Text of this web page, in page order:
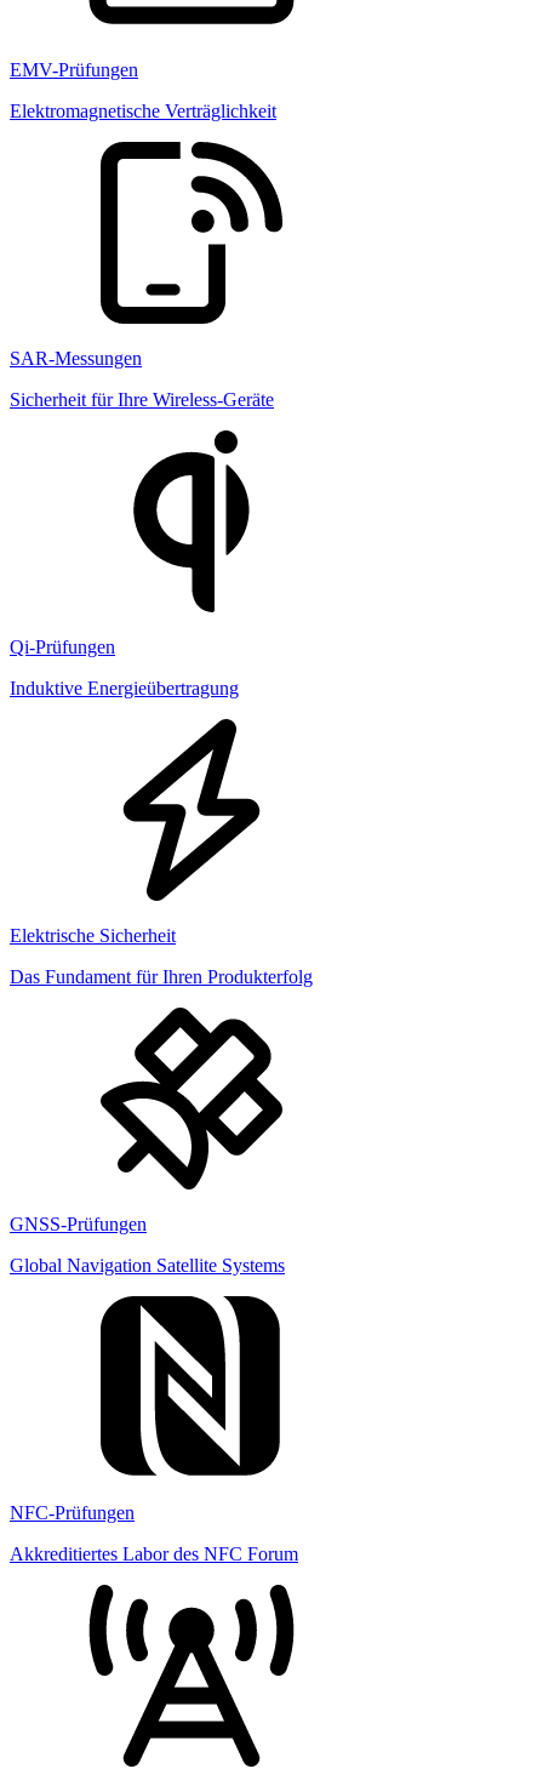
EMV-Prüfungen
Elektromagnetische Verträglichkeit
SAR-Messungen
Sicherheit für Ihre Wireless-Geräte
Qi-Prüfungen
Induktive Energieübertragung
Elektrische Sicherheit
Das Fundament für Ihren Produkterfolg
GNSS-Prüfungen
Global Navigation Satellite Systems
NFC-Prüfungen
Akkreditiertes Labor des NFC Forum